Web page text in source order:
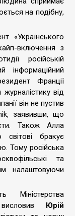
на подібну,
«Українського
включення з
російській
інформаційний
Франції
від
він не пустив
заявивши, що
Також Алла
бракує
Тому російська
та
налаштовуючи
Міністерства
висловив Юрій